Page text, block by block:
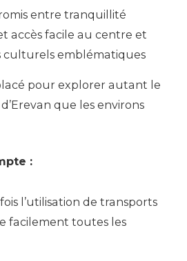
entre tranquillité
accès facile au centre et
culturels emblématiques
pour explorer autant le
que les environs
:
l’utilisation de transports
facilement toutes les